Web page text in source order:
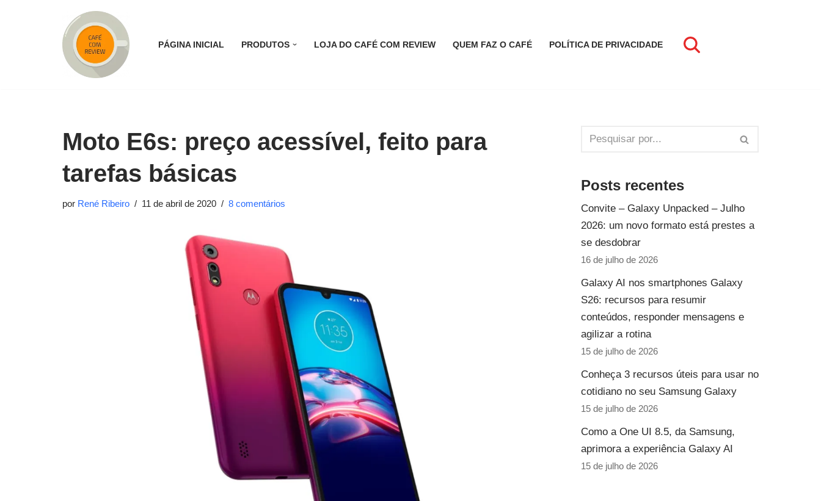
PÁGINA INICIAL PRODUTOS LOJA DO CAFÉ COM REVIEW QUEM FAZ O CAFÉ POLÍTICA DE PRIVACIDADE
Moto E6s: preço acessível, feito para
tarefas básicas
por René Ribeiro 11 de abril de 2020 8 comentários
Posts recentes
Convite – Galaxy Unpacked – Julho
2026: um novo formato está prestes a
se desdobrar
16 de julho de 2026
Galaxy AI nos smartphones Galaxy
S26: recursos para resumir
conteúdos, responder mensagens e
agilizar a rotina
15 de julho de 2026
Conheça 3 recursos úteis para usar no
cotidiano no seu Samsung Galaxy
15 de julho de 2026
Como a One UI 8.5, da Samsung,
aprimora a experiência Galaxy AI
15 de julho de 2026